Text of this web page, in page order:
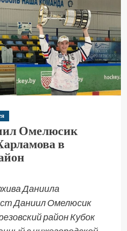
Омелюсик
в
Даниила
Даниил Омелюсик
район Кубок